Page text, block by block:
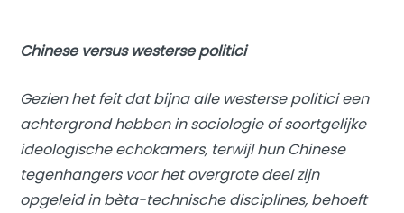
Chinese versus westerse politici
Gezien het feit dat bijna alle westerse politici een
achtergrond hebben in sociologie of soortgelijke
ideologische echokamers, terwijl hun Chinese
tegenhangers voor het overgrote deel zijn
opgeleid in bèta-technische disciplines, behoeft